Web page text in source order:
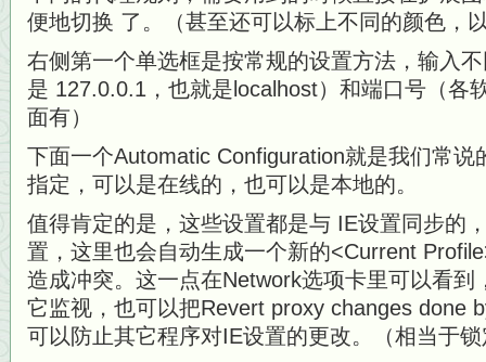
便地切换 了。（甚至还可以标上不同的颜色，
右侧第一个单选框是按常规的设置方法，输入
是 127.0.0.1，也就是localhost）和端口号（各
面有）
下面一个Automatic Configuration就是我们常说
指定，可以是在线的，也可以是本地的。
值得肯定的是，这些设置都是与 IE设置同步的
置，这里也会自动生成一个新的<Current
造成冲突。这一点在Network选项卡里可以看到
它监视，也可以把Revert proxy changes done
可以防止其它程序对IE设置的更改。（相当于